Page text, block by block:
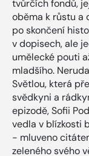
tvůrčích fondů,
oběma k růstu a
po skončení
v dopisech, ale
umělecké pouti
mladšího.
Světlou, která
svědkyni a
epizodě, Sofii
vedla v blízkosti
- mluveno
zeleného svého